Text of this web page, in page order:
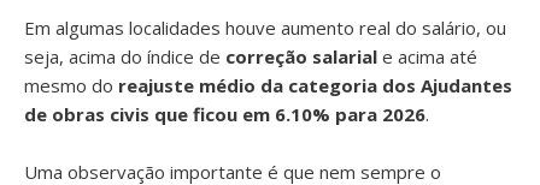
Em algumas localidades houve aumento real do salário, ou
seja, acima do índice de correção salarial e acima até
mesmo do reajuste médio da categoria dos Ajudantes
de obras civis que ficou em 6.10% para 2026.
Uma observação importante é que nem sempre o